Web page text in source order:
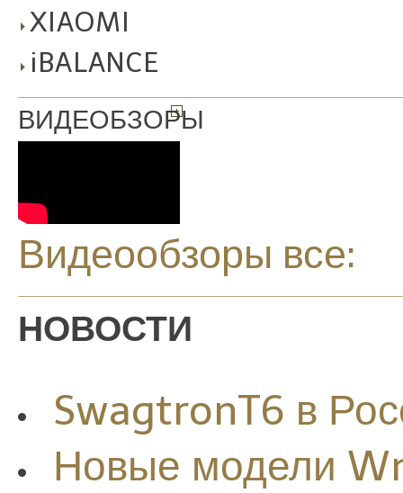
XIAOMI
iBALANCE
ВИДЕОБЗОРЫ
Видеообзоры все:
НОВОСТИ
SwagtronT6 в
Новые модели